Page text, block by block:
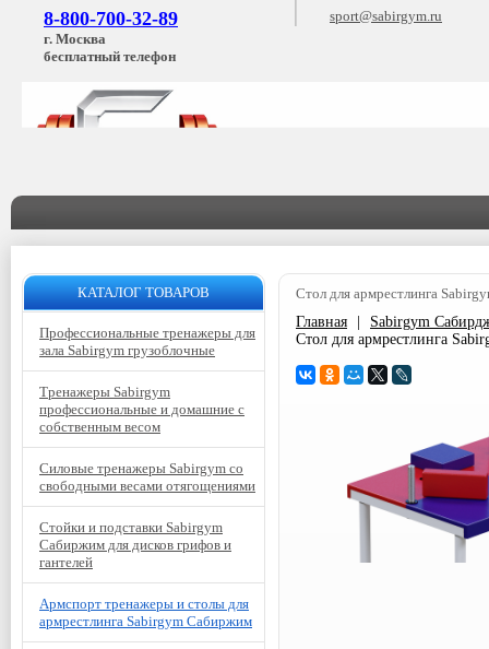
8-800-700-32-89
г. Москва
бесплатный телефон
sport@sabirgym.ru
Стол для армрестлинга
Главная
Sabirgym
Стол для армрестлинга
КАТАЛОГ ТОВАРОВ
Профессиональные тренажеры для
зала Sabirgym грузоблочные
Тренажеры Sabirgym
профессиональные и домашние с
собственным весом
Силовые тренажеры Sabirgym со
свободными весами отягощениями
Стойки и подставки Sabirgym
Сабиржим для дисков грифов и
гантелей
Армспорт тренажеры и столы для
армрестлинга Sabirgym Сабиржим